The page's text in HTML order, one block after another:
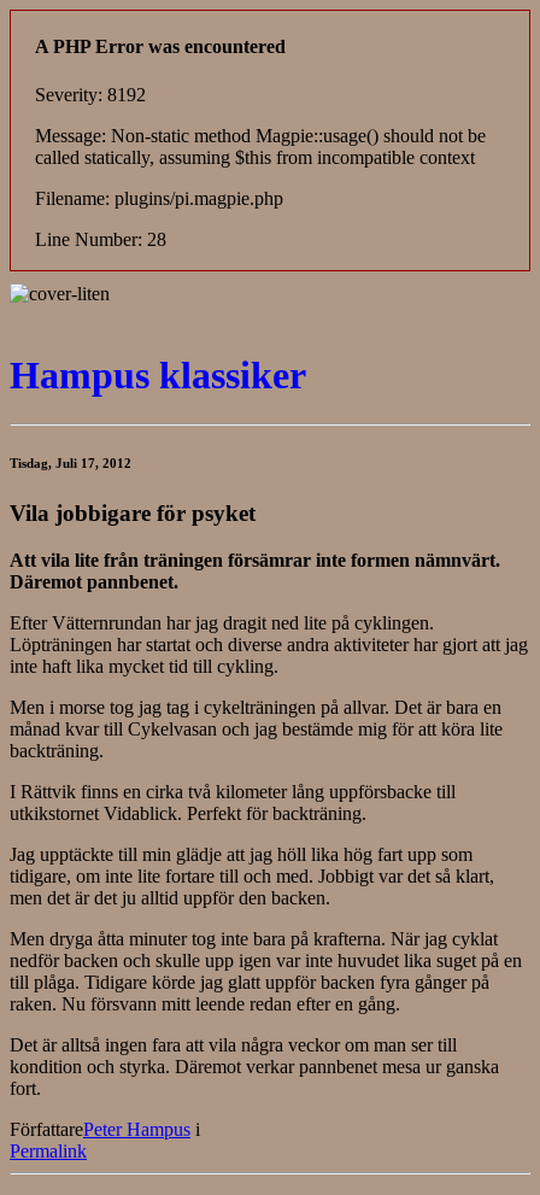
A PHP Error was encountered
Severity: 8192
Message: Non-static method Magpie::usage() should not be
called statically, assuming $this from incompatible context
Filename: plugins/pi.magpie.php
Line Number: 28
Hampus klassiker
Tisdag, Juli 17, 2012
Vila jobbigare för psyket
Att vila lite från träningen försämrar inte formen nämnvärt.
Däremot pannbenet.
Efter Vätternrundan har jag dragit ned lite på cyklingen.
Löpträningen har startat och diverse andra aktiviteter har gjort att jag
inte haft lika mycket tid till cykling.
Men i morse tog jag tag i cykelträningen på allvar. Det är bara en
månad kvar till Cykelvasan och jag bestämde mig för att köra lite
backträning.
I Rättvik finns en cirka två kilometer lång uppförsbacke till
utkikstornet Vidablick. Perfekt för backträning.
Jag upptäckte till min glädje att jag höll lika hög fart upp som
tidigare, om inte lite fortare till och med. Jobbigt var det så klart,
men det är det ju alltid uppför den backen.
Men dryga åtta minuter tog inte bara på krafterna. När jag cyklat
nedför backen och skulle upp igen var inte huvudet lika suget på en
till plåga. Tidigare körde jag glatt uppför backen fyra gånger på
raken. Nu försvann mitt leende redan efter en gång.
Det är alltså ingen fara att vila några veckor om man ser till
kondition och styrka. Däremot verkar pannbenet mesa ur ganska
fort.
FörfattarePeter Hampus i
Permalink